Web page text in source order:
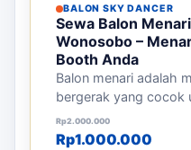
BALON SKY DANCER
Sewa Balon
Wonosobo –
Booth Anda
Balon menari adalah
bergerak yang cocok
Rp2.000.000
Harga aslinya
Rp1.000.000
Harga saat ini